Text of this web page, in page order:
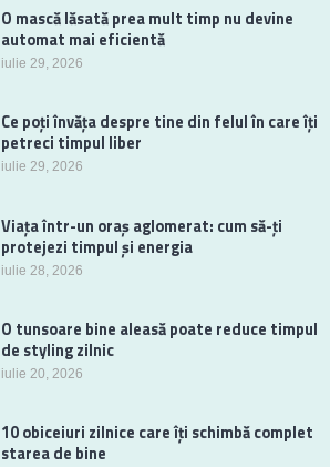
O mască lăsată prea mult timp nu devine
automat mai eficientă
iulie 29, 2026
Ce poți învăța despre tine din felul în care îți
petreci timpul liber
iulie 29, 2026
Viața într-un oraș aglomerat: cum să-ți
protejezi timpul și energia
iulie 28, 2026
O tunsoare bine aleasă poate reduce timpul
de styling zilnic
iulie 20, 2026
10 obiceiuri zilnice care îți schimbă complet
starea de bine